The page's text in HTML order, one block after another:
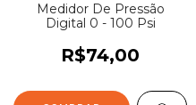
Medidor De Pressão
Digital 0 - 100 Psi
R$74,00